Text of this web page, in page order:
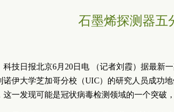
石墨烯探测器五
科技日报北京6月20日电 （记者刘霞）据最新
诺伊大学芝加哥分校（UIC）的研究人员成功
这一发现可能是冠状病毒检测领域的一个突破